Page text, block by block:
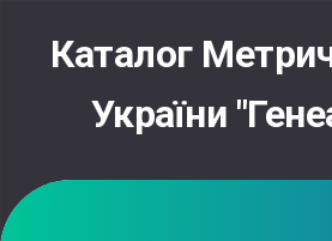
contentКаталог
України